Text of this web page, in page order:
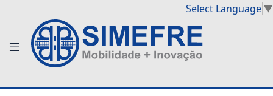
Select Language▼